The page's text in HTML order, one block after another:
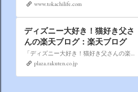
www.tokachilife.com
ディズニー大好き！猫好き父さ
んの楽天ブログ：楽天ブログ
「ディズニー大好き！猫好き父さんの楽天ブログ」にようこそ！ いろんなブログサービスが廃止になるなか満を持して楽天ブログをはじめようと思います。 よろしくお願いいたします。
plaza.rakuten.co.jp